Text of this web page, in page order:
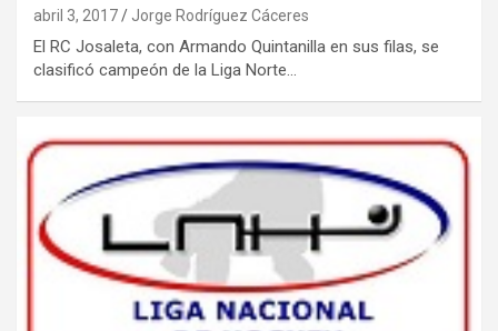
abril 3, 2017 Jorge Rodríguez Cáceres
El RC Josaleta, con Armando Quintanilla en sus filas, se
clasificó campeón de la Liga Norte…